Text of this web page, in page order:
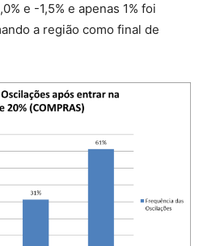
e -1,5% e apenas 1% foi
a região como final de